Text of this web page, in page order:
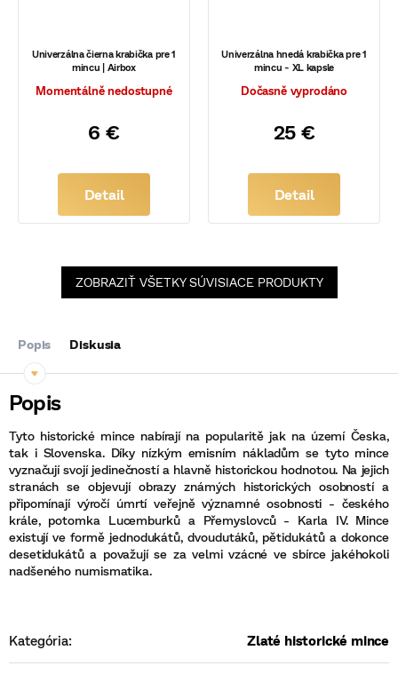
Univerzálna čierna krabička pre 1
mincu | Airbox
Momentálně nedostupné
6 €
Detail
Univerzálna hnedá krabička pre 1
mincu - XL kapsle
Dočasně vyprodáno
25 €
Detail
ZOBRAZIŤ VŠETKY SÚVISIACE PRODUKTY
Popis Diskusia
Tyto historické mince nabírají na popularitě jak na území Česka,
tak i Slovenska. Díky nízkým emisním nákladům se tyto mince
vyznačují svojí jedinečností a hlavně historickou hodnotou. Na jejich
stranách se objevují obrazy známých historických osobností a
připomínají výročí úmrtí veřejně významné osobnosti - českého
krále, potomka Lucemburků a Přemyslovců - Karla IV. Mince
existují ve formě jednodukátů, dvoudutáků, pětidukátů a dokonce
desetidukátů a považují se za velmi vzácné ve sbírce jakéhokoli
nadšeného numismatika.
Kategória: Zlaté historické mince